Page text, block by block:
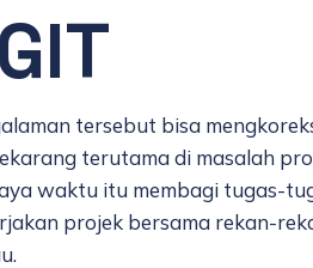
GIT
tersebut bisa
terutama di masalah
waktu itu membagi tugas-
projek bersama rekan-